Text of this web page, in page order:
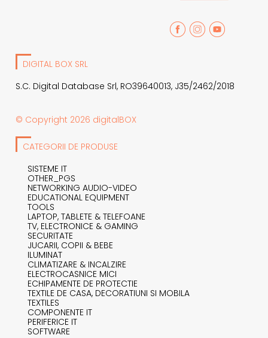
DIGITAL BOX SRL
S.C. Digital Database Srl, RO39640013, J35/2462/2018
© Copyright 2026 digitalBOX
CATEGORII DE PRODUSE
SISTEME IT
OTHER_PGS
NETWORKING AUDIO-VIDEO
EDUCATIONAL EQUIPMENT
TOOLS
LAPTOP, TABLETE & TELEFOANE
TV, ELECTRONICE & GAMING
SECURITATE
JUCARII, COPII & BEBE
ILUMINAT
CLIMATIZARE & INCALZIRE
ELECTROCASNICE MICI
ECHIPAMENTE DE PROTECTIE
TEXTILE DE CASA, DECORATIUNI SI MOBILA
TEXTILES
COMPONENTE IT
PERIFERICE IT
SOFTWARE